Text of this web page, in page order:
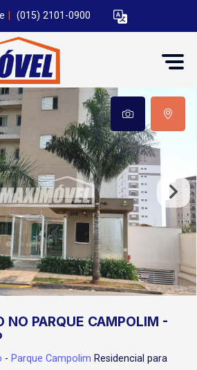
(015) 2101-0900
NO PARQUE CAMPOLIM -
- Parque Campolim Residencial para